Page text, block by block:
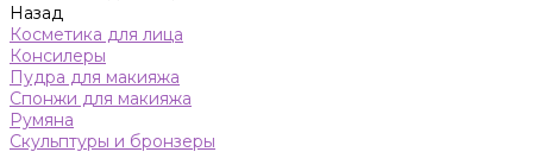
Назад
Косметика для лица
Консилеры
Пудра для макияжа
Спонжи для макияжа
Румяна
Скульптуры и бронзеры